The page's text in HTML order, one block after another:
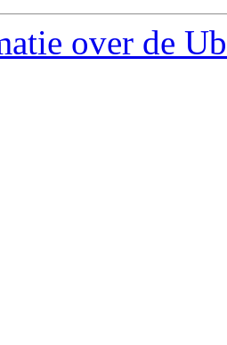
over de